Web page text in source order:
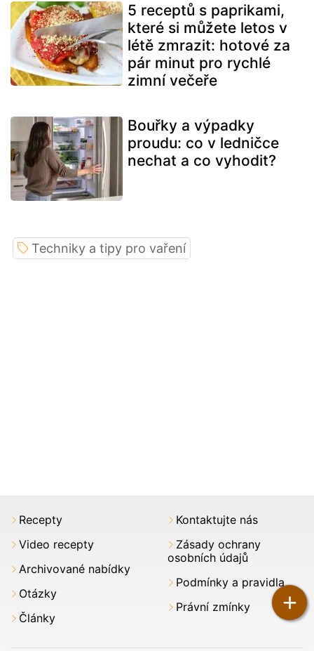
5 receptů s paprikami,
které si můžete letos v
létě zmrazit: hotové za
pár minut pro rychlé
zimní večeře
Bouřky a výpadky
proudu: co v ledničce
nechat a co vyhodit?
+
Techniky a tipy pro vaření
Recepty
Video recepty
Archivované nabídky
Otázky
Články
Kontaktujte nás
Zásady ochrany
osobních údajů
Podmínky a pravidla
Právní zmínky